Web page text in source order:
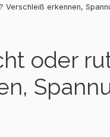
Verschleiß erkennen,
oder